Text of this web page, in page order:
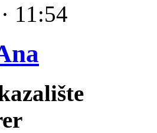
· 11:54